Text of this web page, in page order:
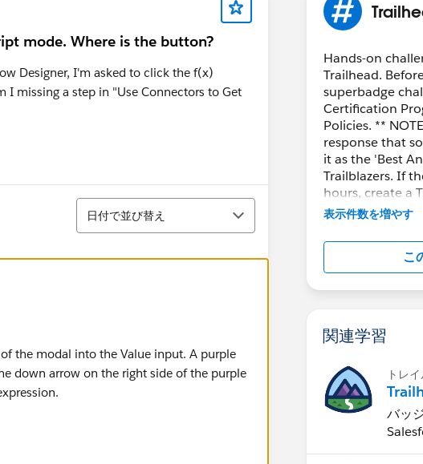
mode. Where is the button?
Designer, I'm asked to click the f(x)
missing a step in "Use Connectors to Get
並び替え
日付で並び替え
the modal into the Value input. A purple
down arrow on the right side of the purple
Hands-on
Trailhead.
superbadge
Certification
Policies. **
response that
it as the 'Best
Trailblazers. If
hours, create a
https://
表示件数を増やす
こ
関連学習
トレ
バッ